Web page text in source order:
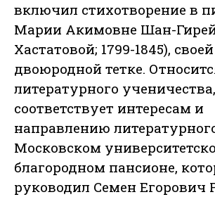
включил стихотворение в
Марии Акимовне Шан-
Хастатовой; 1799-1845), своей
двоюродной тетке.
литературного ученичества,
соответствует интересам и
направлению
Московском
благородном пансионе,
руководил Семен Егорович